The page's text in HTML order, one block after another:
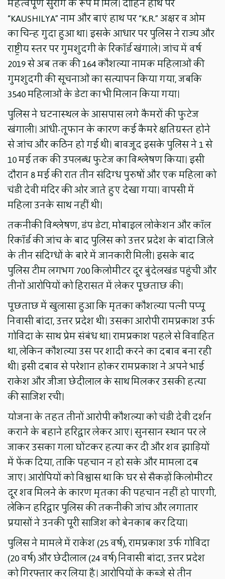
महत्वपूर्ण सुराग के रूप में मिले। दाहिने हाथ पर
“KAUSHILYA” नाम और बाएं हाथ पर “K.R.” अक्षर व ओम
का चिन्ह गुदा हुआ था। इसके आधार पर पुलिस ने राज्य और
राष्ट्रीय स्तर पर गुमशुदगी के रिकॉर्ड खंगाले। जांच में वर्ष
2019 से अब तक की 164 कौशल्या नामक महिलाओं की
गुमशुदगी की सूचनाओं का सत्यापन किया गया, जबकि
3540 महिलाओं के डेटा का भी मिलान किया गया।
पुलिस ने घटनास्थल के आसपास लगे कैमरों की फुटेज
खंगाली। आंधी-तूफान के कारण कई कैमरे क्षतिग्रस्त होने
से जांच और कठिन हो गई थी। बावजूद इसके पुलिस ने 1 से
10 मई तक की उपलब्ध फुटेज का विश्लेषण किया। इसी
दौरान 8 मई की रात तीन संदिग्ध पुरुषों और एक महिला को
चंडी देवी मंदिर की ओर जाते हुए देखा गया। वापसी में
महिला उनके साथ नहीं थी।
तकनीकी विश्लेषण, डंप डेटा, मोबाइल लोकेशन और कॉल
रिकॉर्ड की जांच के बाद पुलिस को उत्तर प्रदेश के बांदा जिले
के तीन संदिग्धों के बारे में जानकारी मिली। इसके बाद
पुलिस टीम लगभग 700 किलोमीटर दूर बुंदेलखंड पहुंची और
तीनों आरोपियों को हिरासत में लेकर पूछताछ की।
पूछताछ में खुलासा हुआ कि मृतका कौशल्या पत्नी पप्पू
निवासी बांदा, उत्तर प्रदेश थी। उसका आरोपी रामप्रकाश उर्फ
गोविंदा के साथ प्रेम संबंध था। रामप्रकाश पहले से विवाहित
था, लेकिन कौशल्या उस पर शादी करने का दबाव बना रही
थी। इसी दबाव से परेशान होकर रामप्रकाश ने अपने भाई
राकेश और जीजा छेदीलाल के साथ मिलकर उसकी हत्या
की साजिश रची।
योजना के तहत तीनों आरोपी कौशल्या को चंडी देवी दर्शन
कराने के बहाने हरिद्वार लेकर आए। सुनसान स्थान पर ले
जाकर उसका गला घोंटकर हत्या कर दी और शव झाड़ियों
में फेंक दिया, ताकि पहचान न हो सके और मामला दब
जाए। आरोपियों को विश्वास था कि घर से सैकड़ों किलोमीटर
दूर शव मिलने के कारण मृतका की पहचान नहीं हो पाएगी,
लेकिन हरिद्वार पुलिस की तकनीकी जांच और लगातार
प्रयासों ने उनकी पूरी साजिश को बेनकाब कर दिया।
पुलिस ने मामले में राकेश (25 वर्ष), रामप्रकाश उर्फ गोविंदा
(20 वर्ष) और छेदीलाल (24 वर्ष) निवासी बांदा, उत्तर प्रदेश
को गिरफ्तार कर लिया है। आरोपियों के कब्जे से तीन